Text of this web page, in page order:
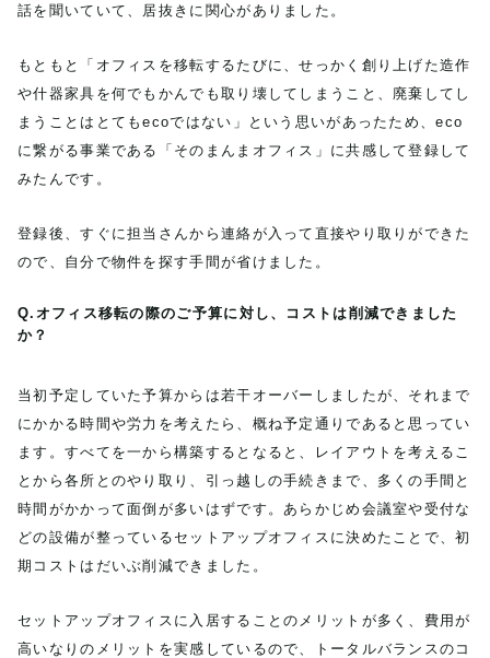
話を聞いていて、居抜きに関心がありました。
もともと「オフィスを移転するたびに、せっかく創り上げた造作
や什器家具を何でもかんでも取り壊してしまうこと、廃棄してし
まうことはとてもecoではない」という思いがあったため、eco
に繋がる事業である「そのまんまオフィス」に共感して登録して
みたんです。
登録後、すぐに担当さんから連絡が入って直接やり取りができた
ので、自分で物件を探す手間が省けました。
Q.オフィス移転の際のご予算に対し、コストは削減できました
か？
当初予定していた予算からは若干オーバーしましたが、それまで
にかかる時間や労力を考えたら、概ね予定通りであると思ってい
ます。すべてを一から構築するとなると、レイアウトを考えるこ
とから各所とのやり取り、引っ越しの手続きまで、多くの手間と
時間がかかって面倒が多いはずです。あらかじめ会議室や受付な
どの設備が整っているセットアップオフィスに決めたことで、初
期コストはだいぶ削減できました。
セットアップオフィスに入居することのメリットが多く、費用が
高いなりのメリットを実感しているので、トータルバランスのコ